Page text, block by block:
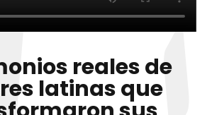
reales de
latinas que